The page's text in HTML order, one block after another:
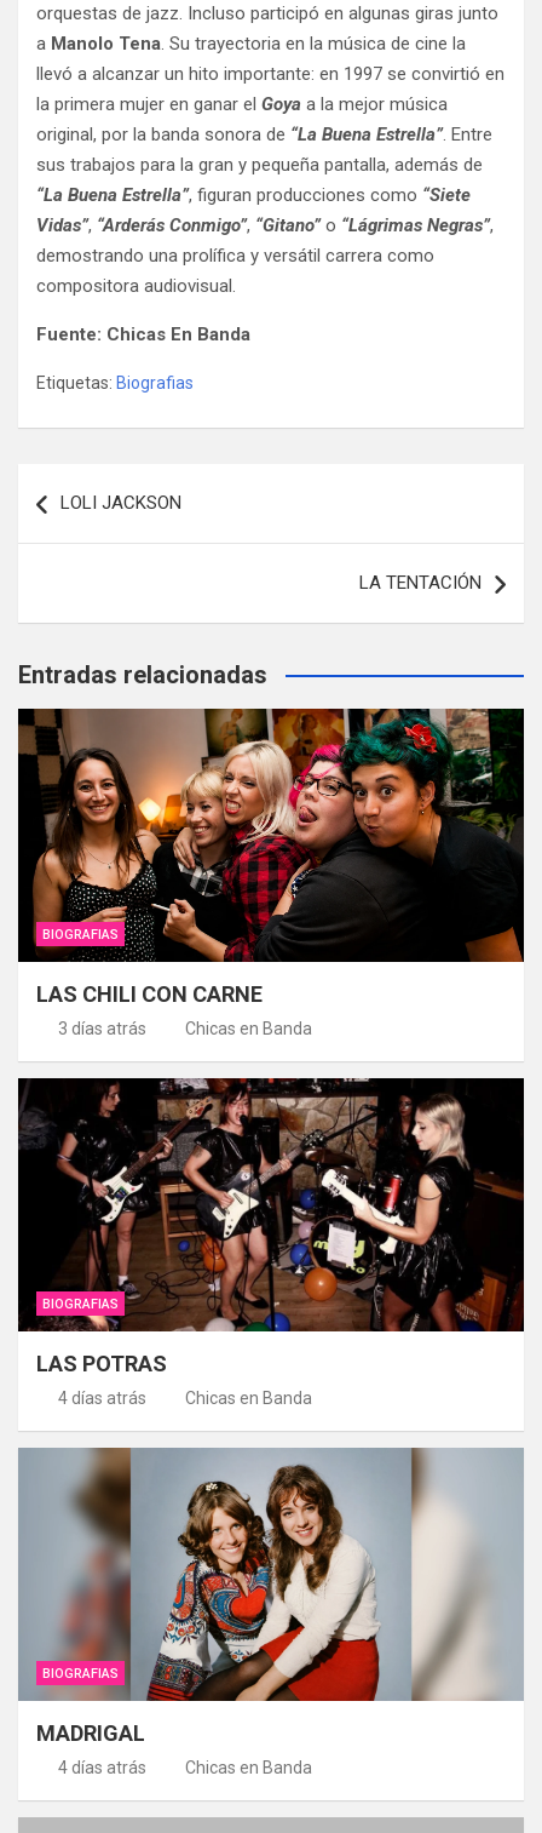
orquestas de jazz. Incluso participó en algunas giras junto
a Manolo Tena. Su trayectoria en la música de cine la
llevó a alcanzar un hito importante: en 1997 se convirtió en
la primera mujer en ganar el Goya a la mejor música
original, por la banda sonora de “La Buena Estrella”. Entre
sus trabajos para la gran y pequeña pantalla, además de
“La Buena Estrella”, figuran producciones como “Siete
Vidas”, “Arderás Conmigo”, “Gitano”o “Lágrimas Negras”,
demostrando una prolífica y versátil carrera como
compositora audiovisual.
Fuente: Chicas En Banda
Etiquetas: Biografias
de
LOLI JACKSON
LA TENTACIÓN
Entradas relacionadas
BIOGRAFIAS
LAS CHILI CON CARNE
3 días atrás Chicas en Banda
BIOGRAFIAS
LAS POTRAS
4 días atrás Chicas en Banda
BIOGRAFIAS
MADRIGAL
4 días atrás Chicas en Banda